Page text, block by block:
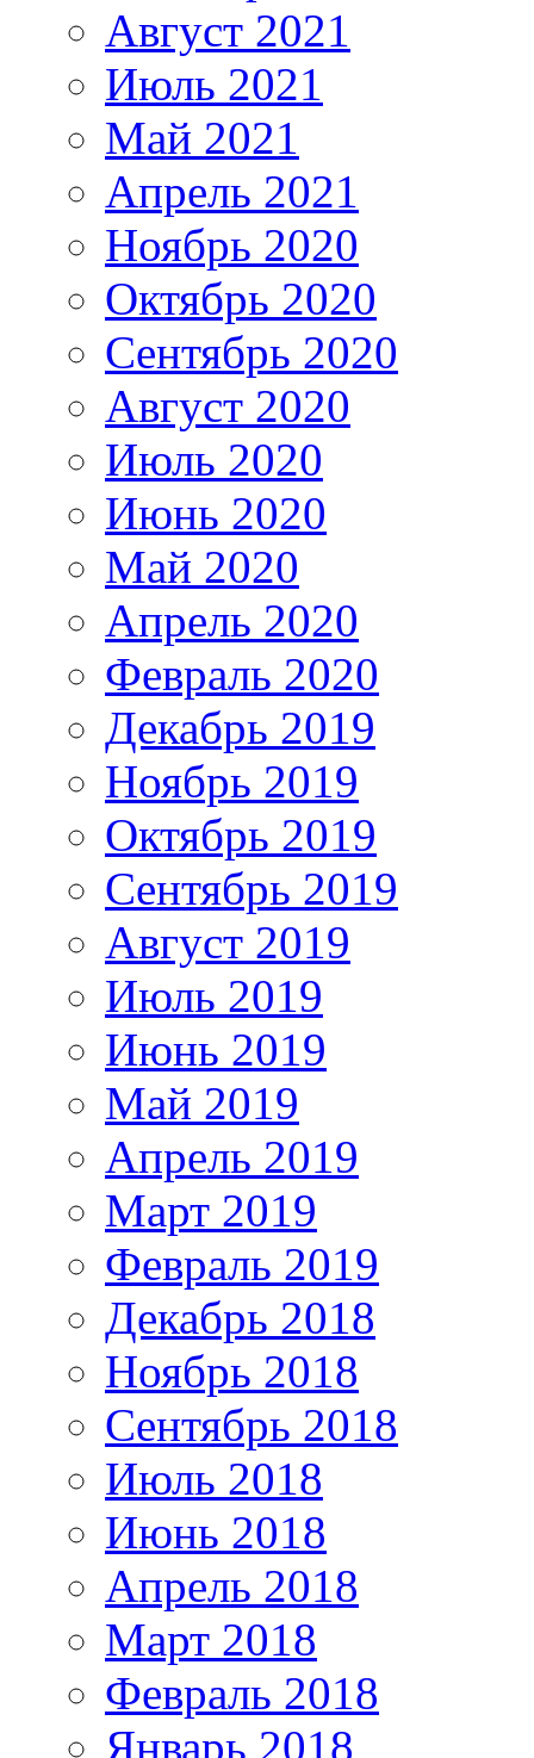
Август 2021
Июль 2021
Май 2021
Апрель 2021
Ноябрь 2020
Октябрь 2020
Сентябрь 2020
Август 2020
Июль 2020
Июнь 2020
Май 2020
Апрель 2020
Февраль 2020
Декабрь 2019
Ноябрь 2019
Октябрь 2019
Сентябрь 2019
Август 2019
Июль 2019
Июнь 2019
Май 2019
Апрель 2019
Март 2019
Февраль 2019
Декабрь 2018
Ноябрь 2018
Сентябрь 2018
Июль 2018
Июнь 2018
Апрель 2018
Март 2018
Февраль 2018
Январь 2018